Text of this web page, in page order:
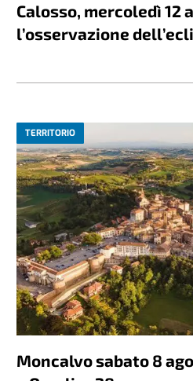
Calosso, mercoledì 12
l’osservazione
TERRITORIO
Moncalvo sabato 8